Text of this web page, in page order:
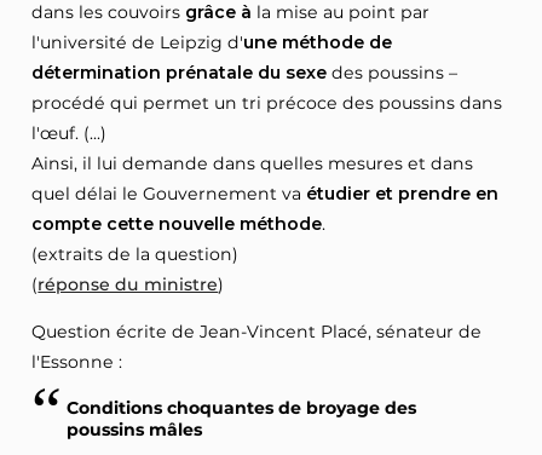
dans les couvoirs grâce à la mise au point par
l'université de Leipzig d'une méthode de
détermination prénatale du sexe des poussins –
procédé qui permet un tri précoce des poussins dans
l'œuf. (...)
Ainsi, il lui demande dans quelles mesures et dans
quel délai le Gouvernement va étudier et prendre en
compte cette nouvelle méthode.
(extraits de la question)
(réponse du ministre)
Question écrite de Jean-Vincent Placé, sénateur de
l'Essonne :
Conditions choquantes de broyage des
poussins mâles